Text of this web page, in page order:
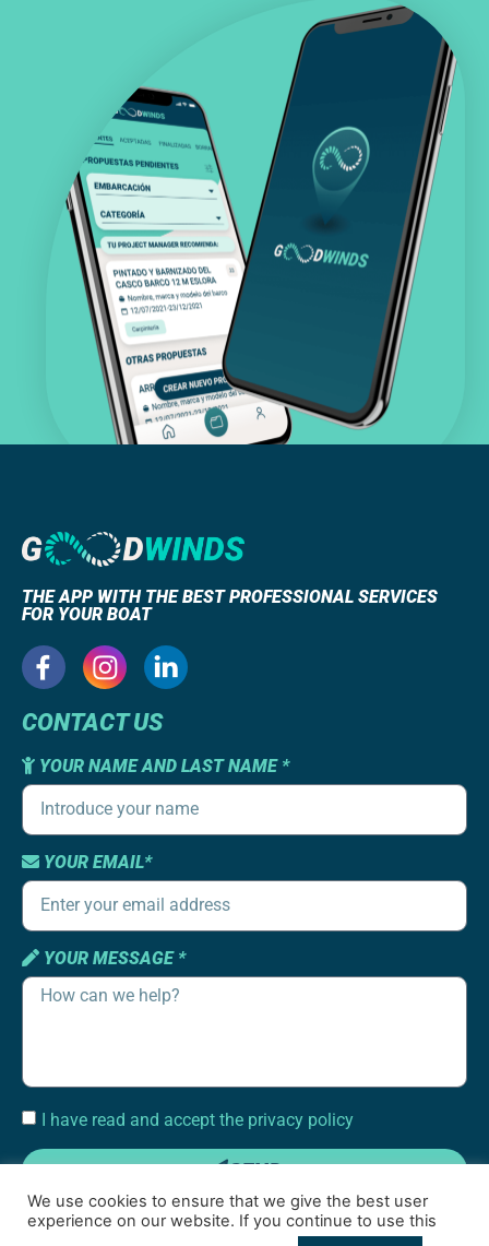
THE APP WITH THE BEST PROFESSIONAL SERVICES
FOR YOUR BOAT
CONTACT US
YOUR NAME AND LAST NAME *
YOUR EMAIL*
YOUR MESSAGE *
I have read and accept the privacy policy
SEND
We use cookies to ensure that we give the best user
experience on our website. If you continue to use this